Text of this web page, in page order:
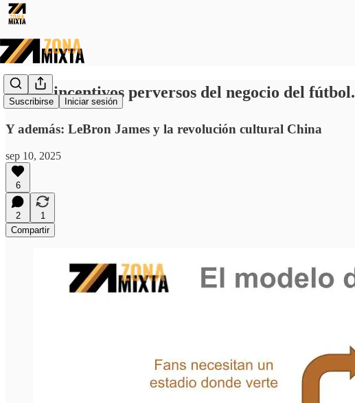
Suscribirse Iniciar sesión
⚽ Los incentivos perversos del negocio del fútbol.
Y además: LeBron James y la revolución cultural China
sep 10, 2025
6
2
1
Compartir